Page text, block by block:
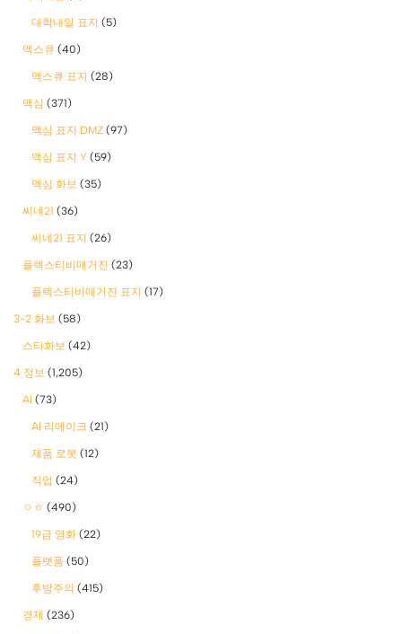
대학내일 표지 (5)
맥스큐 (40)
맥스큐 표지 (28)
맥심 (371)
맥심 표지 DMZ (97)
맥심 표지 Y (59)
맥심 화보 (35)
씨네21 (36)
씨네21 표지 (26)
플렉스티비매거진 (23)
플렉스티비매거진 표지 (17)
3-2 화보 (58)
스타화보 (42)
4 정보 (1,205)
AI (73)
AI 리메이크 (21)
제품 로봇 (12)
직업 (24)
ㅇㅎ (490)
19금 영화 (22)
플랫폼 (50)
후방주의 (415)
경제 (236)